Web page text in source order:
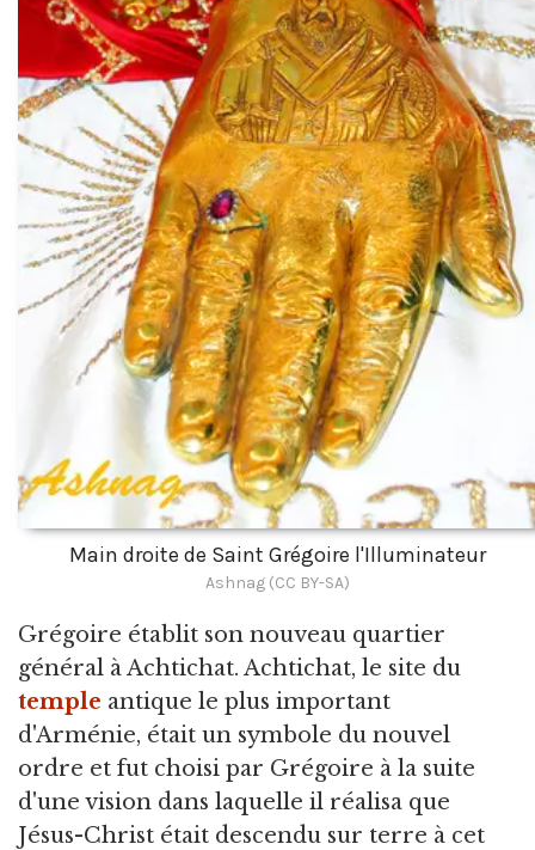
Main droite de Saint Grégoire l'Illuminateur
Ashnag (CC BY-SA)
Grégoire établit son nouveau quartier
général à Achtichat. Achtichat, le site du
temple antique le plus important
d'Arménie, était un symbole du nouvel
ordre et fut choisi par Grégoire à la suite
d'une vision dans laquelle il réalisa que
Jésus-Christ était descendu sur terre à cet